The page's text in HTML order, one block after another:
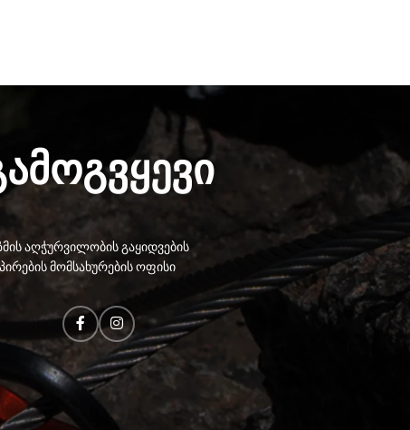
აღჭურვილობის გაყიდვების
მომსახურების ოფისი